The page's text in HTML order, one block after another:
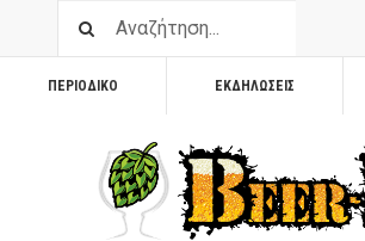
ΠΕΡΙΟΔΙΚΟ ΕΚΔΗΛΩΣΕΙΣ